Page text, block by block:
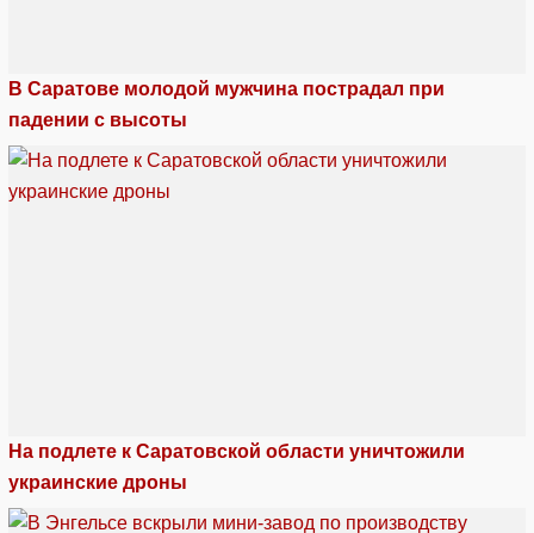
В Саратове молодой мужчина пострадал при
падении с высоты
На подлете к Саратовской области уничтожили
украинские дроны